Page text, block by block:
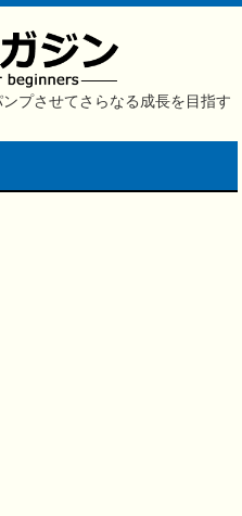
プさせてさらなる成長を目指す